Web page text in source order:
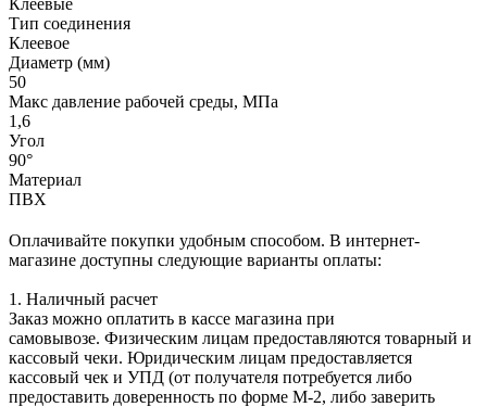
Тип соединения
Клеевое
Диаметр (мм)
50
Макс давление рабочей среды, МПа
1,6
Угол
90°
Материал
ПВХ
Оплачивайте покупки удобным способом. В интернет-
магазине доступны следующие варианты оплаты:
1. Наличный расчет
Заказ можно оплатить в кассе магазина при
самовывозе. Физическим лицам предоставляются товарный и
кассовый чеки. Юридическим лицам предоставляется
кассовый чек и УПД (от получателя потребуется либо
предоставить доверенность по форме М-2, либо заверить